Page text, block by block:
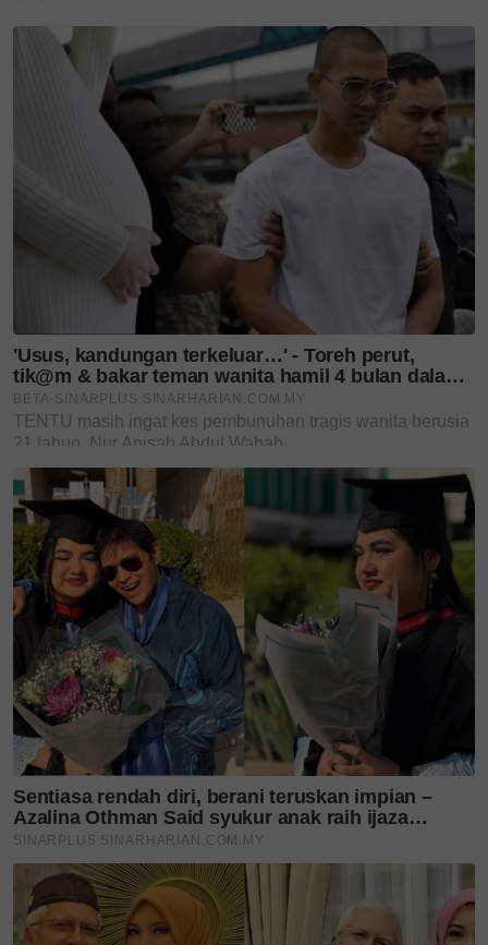
'Saya fikir M Nasir bergurau
saja’ - Aliff Aziz syukur...
'Selamat datang Imane
Laudya.' Intan Najuwa
selamat bersalin...
'Saya tidak pernah give up' -
Betty Banafe menang kes...